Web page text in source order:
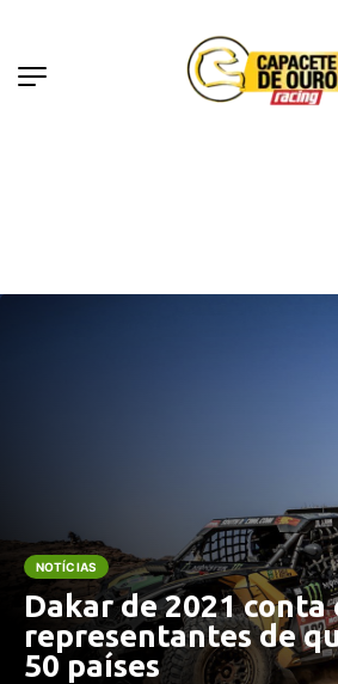
NOTÍCIAS
Dakar de 2021 conta
representantes de
50 países